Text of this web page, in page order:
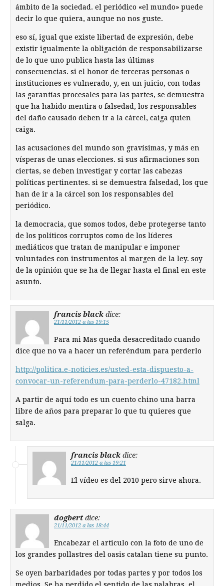
ámbito de la sociedad. el periódico «el mundo» puede
decir lo que quiera, aunque no nos guste.
eso sí, igual que existe libertad de expresión, debe
existir igualmente la obligación de responsabilizarse
de lo que uno publica hasta las últimas
consecuencias. si el honor de terceras personas o
instituciones es vulnerado, y, en un juicio, con todas
las garantías procesales para las partes, se demuestra
que ha habido mentira o falsedad, los responsables
del daño causado deben ir a la cárcel, caiga quien
caiga.
las acusaciones del mundo son gravísimas, y más en
vísperas de unas elecciones. si sus afirmaciones son
ciertas, se deben investigar y cortar las cabezas
políticas pertinentes. si se demuestra falsedad, los que
han de ir a la cárcel son los responsables del
periódico.
la democracia, que somos todos, debe protegerse tanto
de los políticos corruptos como de los líderes
mediáticos que tratan de manipular e imponer
voluntades con instrumentos al margen de la ley. soy
de la opinión que se ha de llegar hasta el final en este
asunto.
francis black dice:
21/11/2012 a las 19:15
Para mi Mas queda desacreditado cuando
dice que no va a hacer un referéndum para perderlo
http://politica.e-noticies.es/usted-esta-dispuesto-a-
convocar-un-referendum-para-perderlo-47182.html
A partir de aquí todo es un cuento chino una barra
libre de años para preparar lo que tu quieres que
salga.
francis black dice:
21/11/2012 a las 19:21
El vídeo es del 2010 pero sirve ahora.
dogbert dice:
21/11/2012 a las 18:44
Encabezar el articulo con la foto de uno de
los grandes pollastres del oasis catalan tiene su punto.
Se oyen barbaridades por todas partes y por todos los
medios. Se ha perdido el sentido de las palabras, el